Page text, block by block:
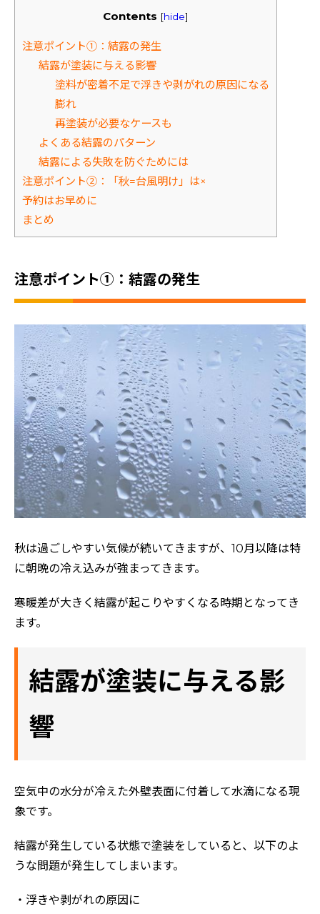
Contents [hide]
注意ポイント①：結露の発生
結露が塗装に与える影響
塗料が密着不足で浮きや剥がれの原因になる
膨れ
再塗装が必要なケースも
よくある結露のパターン
結露による失敗を防ぐためには
注意ポイント②：「秋=台風明け」は×
予約はお早めに
まとめ
注意ポイント①：結露の発生
秋は過ごしやすい気候が続いてきますが、10月以降は特
に朝晩の冷え込みが強まってきます。
寒暖差が大きく結露が起こりやすくなる時期となってき
ます。
結露が塗装に与える影
響
空気中の水分が冷えた外壁表面に付着して水滴になる現
象です。
結露が発生している状態で塗装をしていると、以下のよ
うな問題が発生してしまいます。
・浮きや剥がれの原因に